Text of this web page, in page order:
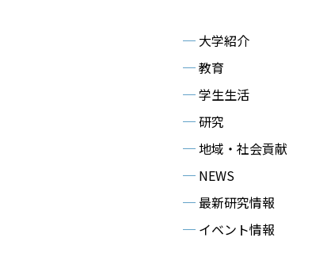
─大学紹介
─教育
─学生生活
─研究
─地域・社会貢献
─NEWS
─最新研究情報
─イベント情報